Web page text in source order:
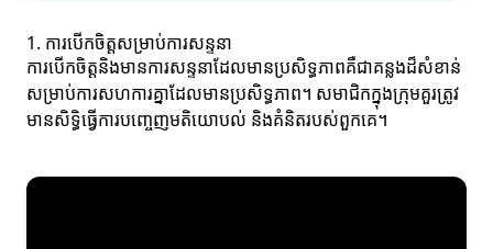
1. ការបើកចិត្តសម្រាប់ការសន្ទនា
ការបើកចិត្តនិងមានការសន្ទនាដែលមានប្រសិទ្ធភាពគឺជាគន្លងដ៏សំខាន់
សម្រាប់ការសហការគ្នាដែលមានប្រសិទ្ធភាព។ សមាជិកក្នុងក្រុមគួរត្រូវ
មានសិទ្ធិធ្វើការបញ្ចេញមតិយោបល់ និងគំនិតរបស់ពួកគេ។